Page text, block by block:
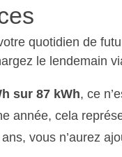
quotidien de
le lendemain
sur 87 kWh, ce
année, cela
vous n’aurez